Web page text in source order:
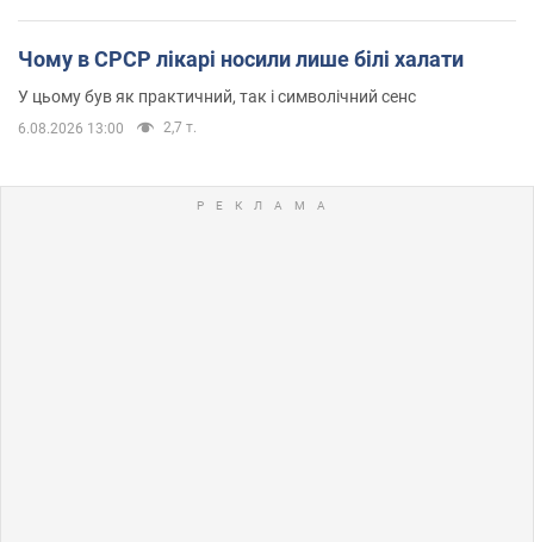
Чому в СРСР лікарі носили лише білі халати
У цьому був як практичний, так і символічний сенс
6.08.2026 13:00 2,7 т.